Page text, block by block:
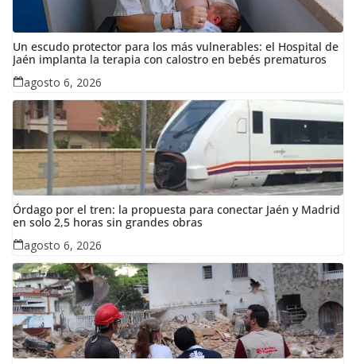
Un escudo protector para los más vulnerables: el Hospital de
Jaén implanta la terapia con calostro en bebés prematuros
agosto 6, 2026
Órdago por el tren: la propuesta para conectar Jaén y Madrid
en solo 2,5 horas sin grandes obras
agosto 6, 2026